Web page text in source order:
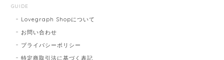
GUIDE
Lovegraph Shopについて
お問い合わせ
プライバシーポリシー
特定商取引法に基づく表記